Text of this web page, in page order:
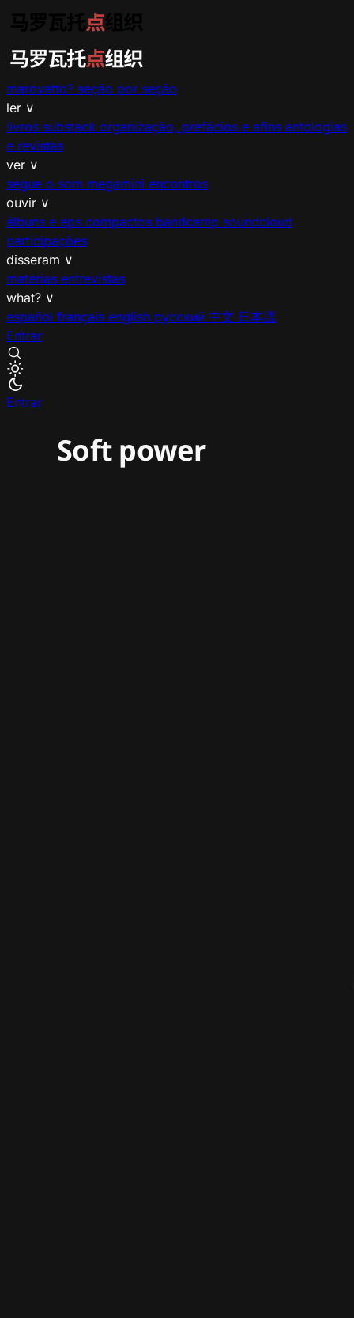
marovatto? seção por seção
ler ∨
livros substack organização, prefácios e afins antologias
e revistas
ver ∨
segue o som megamíni encontros
ouvir ∨
álbuns e eps compactos bandcamp soundcloud
participações
disseram ∨
matérias entrevistas
what? ∨
español français english русский 中文 日本語
Entrar
Entrar
Soft power